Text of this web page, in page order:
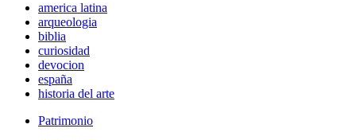
america latina
arqueologia
biblia
curiosidad
devocion
españa
historia del arte
Patrimonio